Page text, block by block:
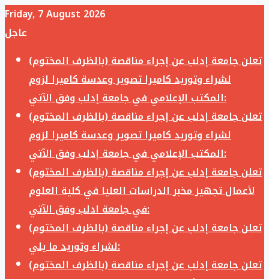
Friday, 7 August 2026
عاجل
تعلن جامعة إدلب عن إجراء مناقصة (بالظرف المختوم)
لشراء وتوريد كاميرا تصوير وعدسة كاميرا لزوم
المكتب الإعلامي في جامعة إدلب وفق الآتي:
تعلن جامعة إدلب عن إجراء مناقصة (بالظرف المختوم)
لشراء وتوريد كاميرا تصوير وعدسة كاميرا لزوم
المكتب الإعلامي في جامعة إدلب وفق الآتي:
تعلن جامعة إدلب عن إجراء مناقصة (بالظرف المختوم)
لأعمال تجهيز مخبر الدراسات العليا في كلية العلوم
في جامعة ادلب وفق الآتي:
تعلن جامعة إدلب عن إجراء مناقصة (بالظرف المختوم)
لشراء وتوريد ما يلي:
تعلن جامعة إدلب عن إجراء مناقصة (بالظرف المختوم)